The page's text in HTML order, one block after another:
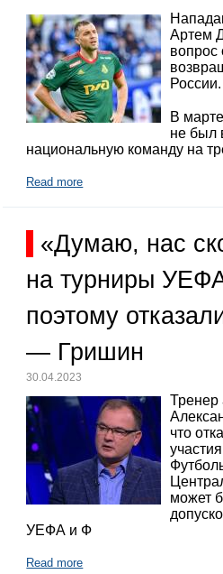
Артем
вопрос
России.
В
не был
национальную команду на
Read more
«Думаю, нас
на турниры
поэтому
— Гришин
30.04.2023
что
может
УЕФА и Ф
Read more